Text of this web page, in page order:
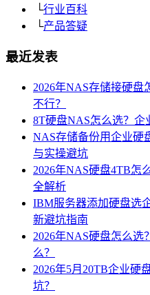
└行业百科
└产品答疑
最近发表
2026年NAS存储接硬
不行？
8T硬盘NAS怎么选？企
NAS存储备份用企业硬
与实操避坑
2026年NAS硬盘4TB怎
全解析
IBM服务器添加硬盘选
新避坑指南
2026年NAS硬盘怎么选
么？
2026年5月20TB企业硬
坑？